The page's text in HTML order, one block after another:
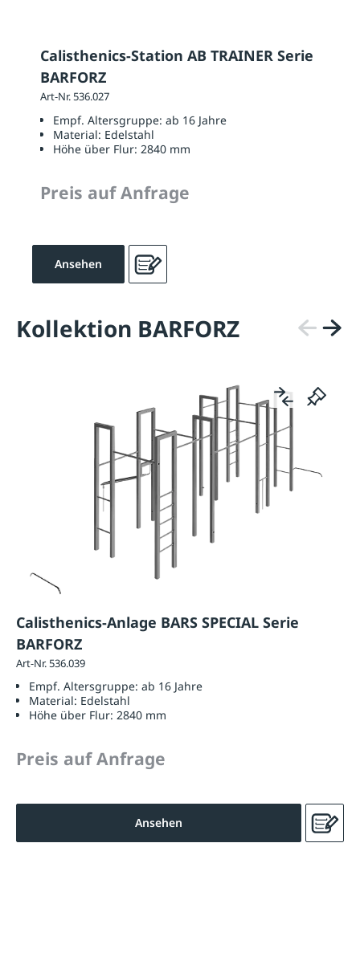
Calisthenics-Station AB TRAINER Serie
BARFORZ
Art-Nr. 536.027
Empf. Altersgruppe: ab 16 Jahre
Material: Edelstahl
Höhe über Flur: 2840 mm
Preis auf Anfrage
Ansehen
Kollektion BARFORZ
Calisthenics-Anlage BARS SPECIAL Serie
BARFORZ
Art-Nr. 536.039
Empf. Altersgruppe: ab 16 Jahre
Material: Edelstahl
Höhe über Flur: 2840 mm
Preis auf Anfrage
Ansehen